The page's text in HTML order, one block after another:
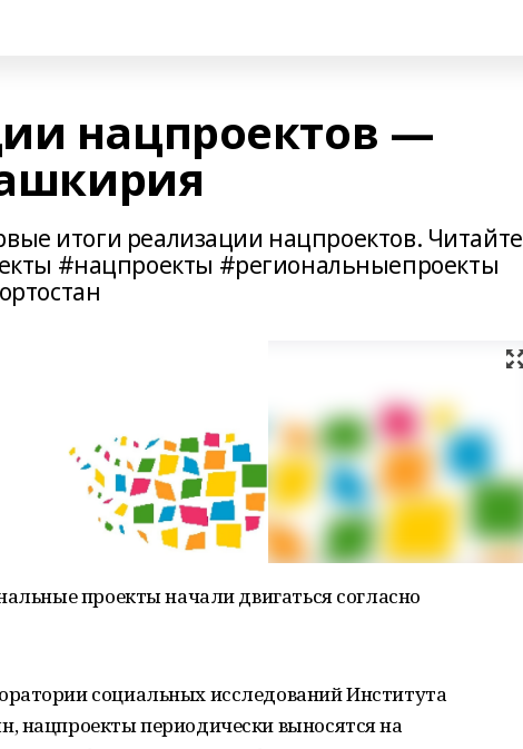
нацпроектов —
итоги реализации нацпроектов. Читайте
#нацпроекты #региональныепроекты
проекты начали двигаться согласно
социальных исследований Института
нацпроекты периодически выносятся на